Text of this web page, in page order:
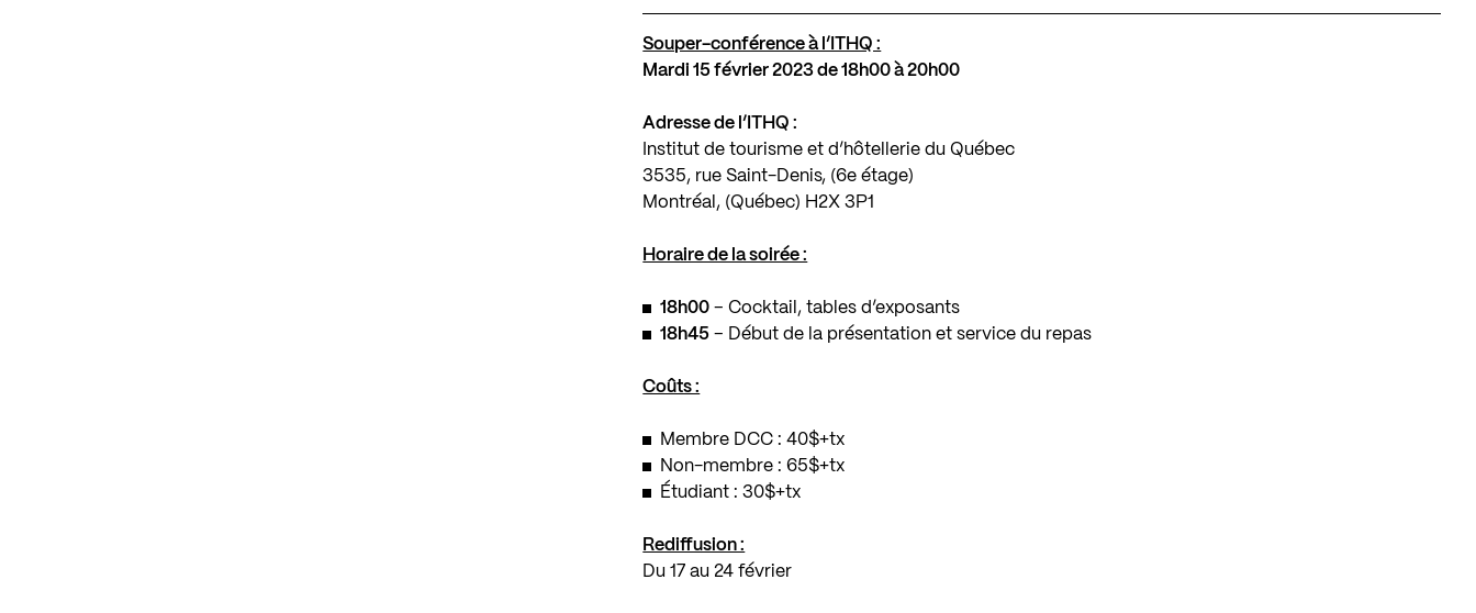
Souper-conférence à l’ITHQ :
Mardi 15 février 2023 de 18h00 à 20h00
Adresse de l’ITHQ :
Institut de tourisme et d’hôtellerie du Québec
3535, rue Saint-Denis, (6e étage)
Montréal, (Québec) H2X 3P1
Horaire de la soirée :
18h00 – Cocktail, tables d’exposants
18h45 – Début de la présentation et service du repas
Coûts :
Membre DCC : 40$+tx
Non-membre : 65$+tx
Étudiant : 30$+tx
Rediffusion :
Du 17 au 24 février